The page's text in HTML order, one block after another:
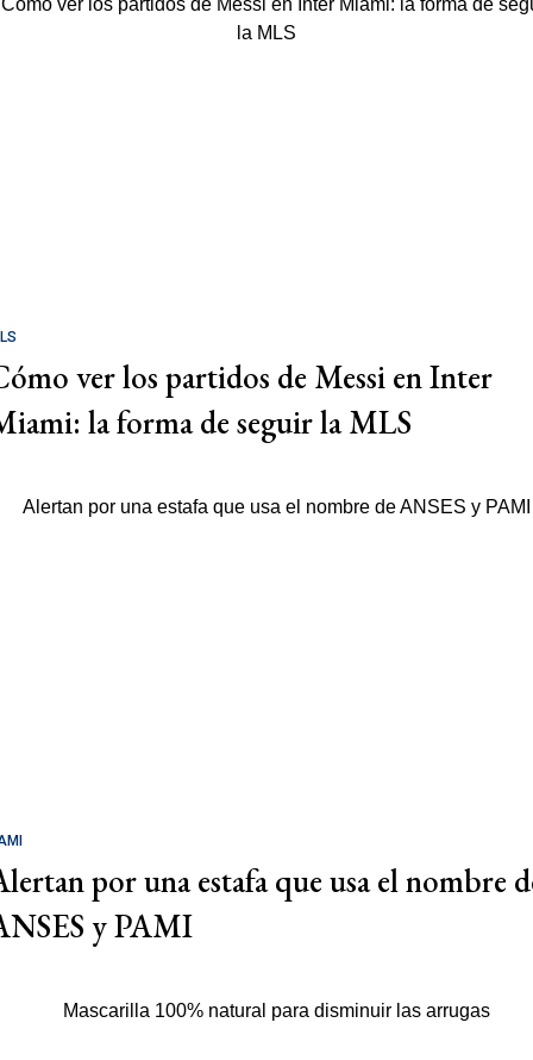
ver los partidos de Messi en Inter
la forma de seguir la MLS
por una estafa que usa el nombre
y PAMI